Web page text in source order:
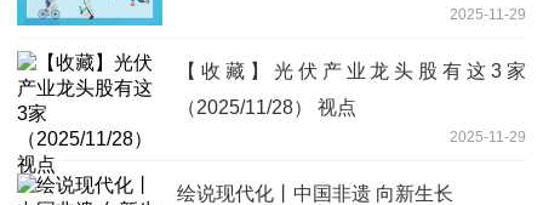
2025-11-29
【收藏】光伏产业龙头股有这3家
（2025/11/28） 视点
2025-11-29
绘说现代化丨中国非遗 向新生长